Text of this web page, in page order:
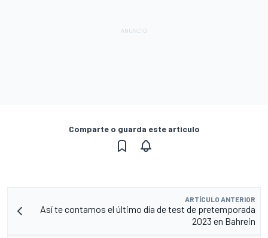
Comparte o guarda este artículo
ARTÍCULO ANTERIOR
Así te contamos el último día de test de pretemporada
2023 en Bahrein